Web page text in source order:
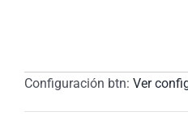
Configuración btn: Ver